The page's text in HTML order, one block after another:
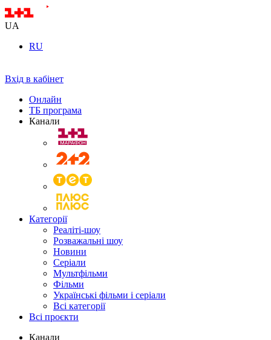
UA
RU
Вхід в кабінет
Онлайн
ТБ програма
Канали
Категорії
Реаліті-шоу
Розважальні шоу
Новини
Серіали
Мультфільми
Фільми
Українські фільми і серіали
Всі категорії
Всі проєкти
Канали